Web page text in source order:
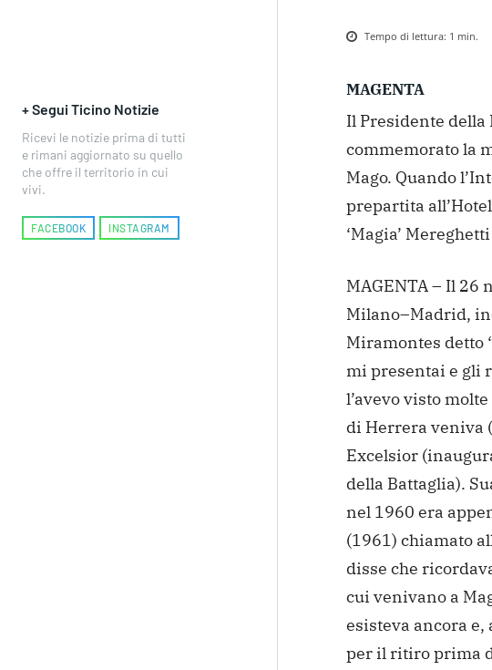
Tempo di lettura: 1 min.
+ Segui Ticino Notizie
Ricevi le notizie prima di tutti
e rimani aggiornato su quello
che offre il territorio in cui
vivi.
FACEBOOK INSTAGRAM
MAGENTA
Il Presidente della
commemorato la
Mago. Quando
prepartita
‘Magia’
MAGENTA – Il 26
Milano–Madrid,
Miramontes detto
mi presentai e gli
l’avevo visto
di Herrera veniva
Excelsior
della Battaglia).
nel 1960 era
(1961) chiamato
disse che
cui venivano a
esisteva ancora e,
per il ritiro prima